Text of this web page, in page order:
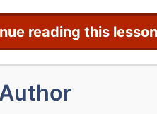
reading this